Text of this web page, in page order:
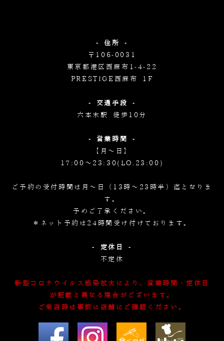
- 住所 -
〒106-0031
東京都港区西麻布1-4-22
PRESTIGE西麻布 1F
- 交通手段 -
六本木駅 徒歩10分
- 営業時間 -
【月～日】
17:00～23:30(LO.23:00)
ご予約の受付時間は月～日（13時～23時半）迄となりま
す。
予めご了承ください。
＊ネット予約は24時間受け付けております。
- 定休日 -
不定休
新型コロナウイルス感染拡大により、営業時間・定休日
が記載と異なる場合がございます。
ご来店時は事前に店舗にご確認ください。